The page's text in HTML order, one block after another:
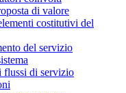
di valore
costitutivi del
del servizio
flussi di servizio